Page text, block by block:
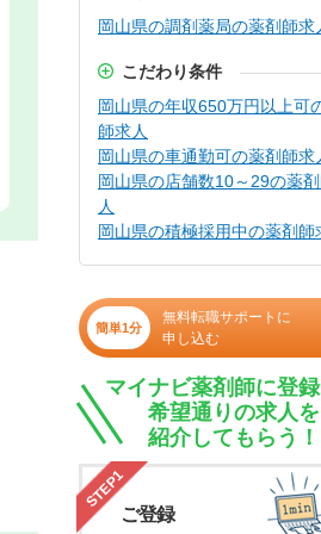
岡山県の調剤薬局の薬剤師求
こだわり条件
岡山県の年収650万円以上可
師求人
岡山県の車通勤可の薬剤師求
岡山県の店舗数10～29の薬
人
岡山県の積極採用中の薬剤師
簡単1分
無料転職サポートに
申し込む
マイナビ薬剤師に登
希望通りの求人を
紹介してもらう！
STEP1
ご登録